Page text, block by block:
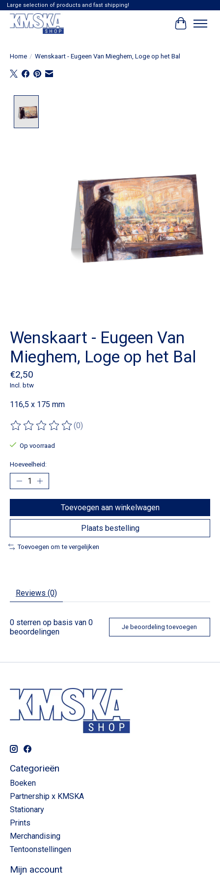
Large selection of products and fast shipping!
Home / Wenskaart - Eugeen Van Mieghem, Loge op het Bal
Wenskaart - Eugeen Van
Mieghem, Loge op het Bal
€2,50
Incl. btw
116,5 x 175 mm
De beoordeling van dit product is
(0)
Op voorraad
Hoeveelheid:
Toevoegen aan winkelwagen
Plaats bestelling
Toevoegen om te vergelijken
Reviews (0)
0 sterren op basis van 0
beoordelingen
Je beoordeling toevoegen
Categorieën
Boeken
Partnership x KMSKA
Stationary
Prints
Merchandising
Tentoonstellingen
Mijn account